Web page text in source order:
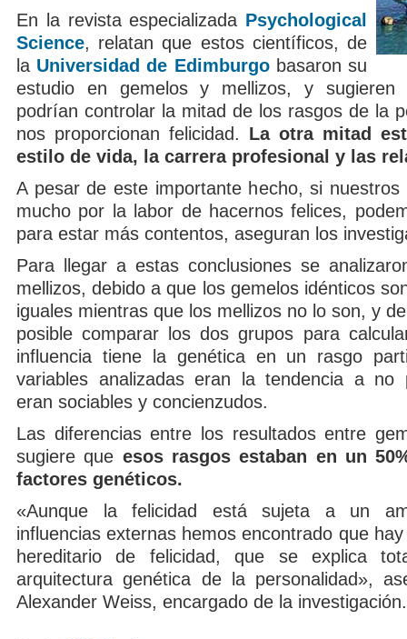
En la revista especializada Psychological
Science, relatan que estos científicos, de
la Universidad de Edimburgobasaron su
estudio en gemelos y mellizos, y sugieren
podrían controlar la mitad de los rasgos de la
nos proporcionan felicidad. La otra mitad
estilo de vida, la carrera profesional y las
A pesar de este importante hecho, si nuestros
mucho por la labor de hacernos felices,
para estar más contentos, aseguran los
Para llegar a estas conclusiones se
mellizos, debido a que los gemelos idénticos
iguales mientras que los mellizos no lo son, y
posible comparar los dos grupos para
influencia tiene la genética en un rasgo
variables analizadas eran la tendencia a no
eran sociables y concienzudos.
Las diferencias entre los resultados entre
sugiere que esos rasgos estaban en un
factores genéticos.
«Aunque la felicidad está sujeta a un
influencias externas hemos encontrado que
hereditario de felicidad, que se explica
arquitectura genética de la personalidad»,
Alexander Weiss, encargado de la investigación.